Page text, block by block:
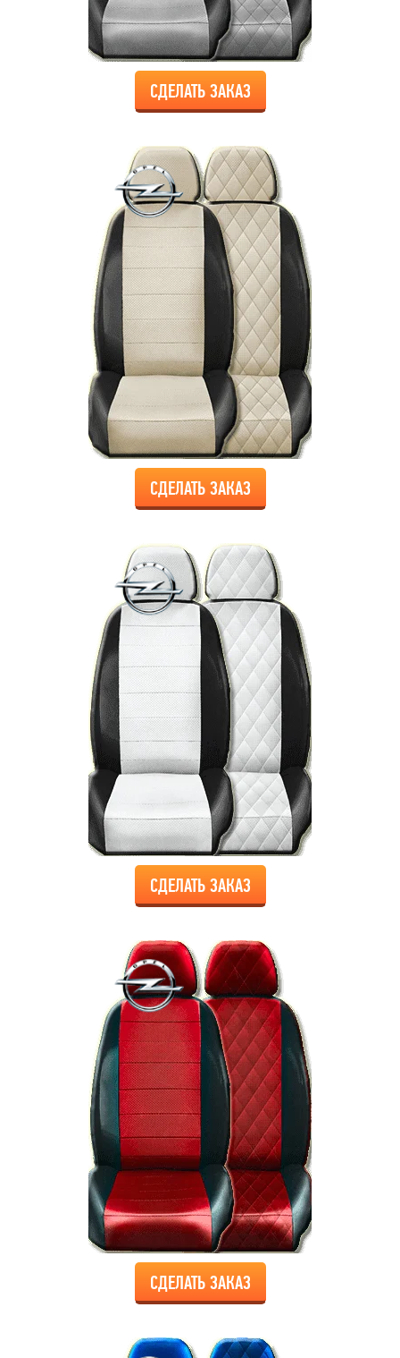
СДЕЛАТЬ ЗАКАЗ
СДЕЛАТЬ ЗАКАЗ
СДЕЛАТЬ ЗАКАЗ
СДЕЛАТЬ ЗАКАЗ